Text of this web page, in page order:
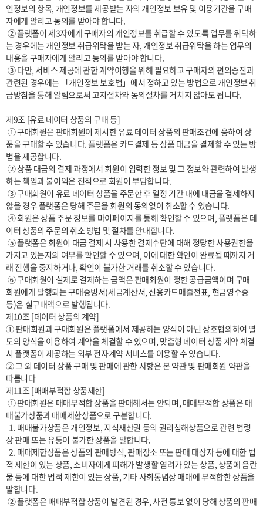
인정보의 항목, 개인정보를 제공받는 자의 개인정보 보유 및 이용기간을 구매
자에게 알리고 동의를 받아야 합니다.
는 경우에는 개인정보 취급위탁을 받는 자, 개인정보 취급위탁을 하는 업무의
내용을 구매자에게 알리고 동의를 받아야 합니다.
관련된 경우에는 「개인정보 보호법」에서 정하고 있는 방법으로 개인정보 취
급방침을 통해 알림으로써 고지절차와 동의절차를 거치지 않아도 됩니다.
제9조 [유료 데이터 상품의 구매 등]
품을 구매할 수 있습니다. 플랫폼은 카드결제 등 상품 대금을 결제할 수 있는 방
법을 제공합니다.
하는 책임과 불이익은 전적으로 회원이 부담합니다.
않을 경우 플랫폼은 당해 주문을 회원의 동의없이 취소할 수 있습니다.
이터 상품의 주문의 취소 방법 및 절차를 안내합니다.
가지고 있는지의 여부를 확인할 수 있으며, 이에 대한 확인이 완료될 때까지 거
래 진행을 중지하거나, 확인이 불가한 거래를 취소할 수 있습니다.
회원에게 발행되는 구매증빙서(세금계산서, 신용카드매출전표, 현금영수증
등)은 실구매액으로 발행됩니다.
제10조 [데이터 상품의 계약]
① 판매회원과 구매회원은 플랫폼에서 제공하는 양식이 아닌 상호협의하여 별
도의 양식을 이용하여 계약을 체결할 수 있으며, 맞춤형 데이터 상품 계약 체결
시 플랫폼이 제공하는 외부 전자계약 서비스를 이용할 수 있습니다.
② 그 외 데이터 상품 구매 및 판매에 관한 사항은 본 약관 및 판매회원 약관을
따릅니다
제11조 [매매부적합 상품제한]
매불가상품과 매매제한상품으로 구분합니다.
상 판매 또는 유통이 불가한 상품을 말합니다.
  2. 매매제한상품은 상품의 판매방식, 판매장소 또는 판매 대상자 등에 대한 법
적 제한이 있는 상품, 소비자에게 피해가 발생할 염려가 있는 상품, 상품에 음란
물 등에 대한 법적 제한이 있는 상품, 기타 사회통념상 매매에 부적합한 상품을
말합니다.